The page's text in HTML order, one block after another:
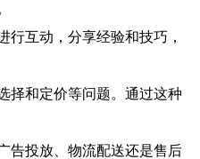
互动，分享经验和技巧，
择和定价等问题。通过这种
告投放、物流配送还是售后